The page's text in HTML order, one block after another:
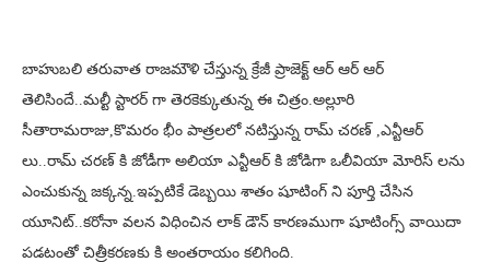
బాహుబలి తరువాత రాజమౌళి చేస్తున్న క్రేజీ ప్రాజెక్ట్ ఆర్ ఆర్ ఆర్
తెలిసిందే..మల్టీ స్టారర్ గా తెరకెక్కుతున్న ఈ చిత్రం.అల్లూరి
సీతారామరాజు,కొమరం భీం పాత్రలలో నటిస్తున్న రామ్ చరణ్ ,ఎన్టీఆర్
లు..రామ్ చరణ్ కి జోడీగా అలియా ఎన్టీఆర్ కి జోడిగా ఒలీవియా మోరిస్ లను
ఎంచుకున్న జక్కన్న.ఇప్పటికే డెబ్బయి శాతం షూటింగ్ ని పూర్తి చేసిన
యూనిట్..కరోనా వలన విధించిన లాక్ డౌన్ కారణముగా షూటింగ్స్ వాయిదా
పడటంతో చిత్రీకరణకు కి అంతరాయం కలిగింది.